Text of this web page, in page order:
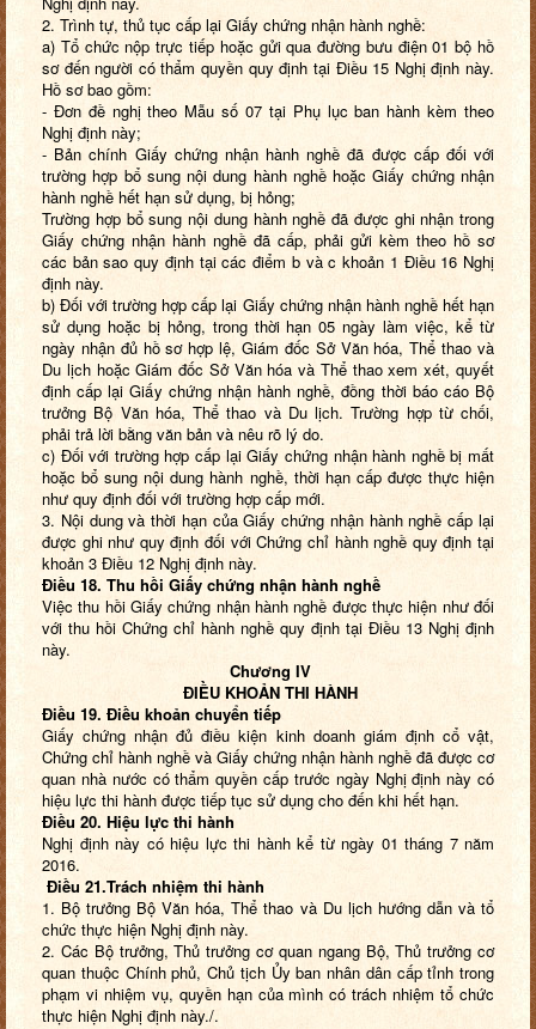
2. Trình tự, thủ tục cấp lại Giấy chứng nhận hành nghề:
a) Tổ chức nộp trực tiếp hoặc gửi qua đường bưu điện 01 bộ hồ
sơ đến người có thẩm quyền quy định tại Điều 15 Nghị định này.
Hồ sơ bao gồm:
- Đơn đề nghị theo Mẫu số 07 tại Phụ lục ban hành kèm theo
Nghị định này;
- Bản chính Giấy chứng nhận hành nghề đã được cấp đối với
trường hợp bổ sung nội dung hành nghề hoặc Giấy chứng nhận
hành nghề hết hạn sử dụng, bị hỏng;
Trường hợp bổ sung nội dung hành nghề đã được ghi nhận trong
Giấy chứng nhận hành nghề đã cấp, phải gửi kèm theo hồ sơ
các bản sao quy định tại các điểm b và c khoản 1 Điều 16 Nghị
định này.
b) Đối với trường hợp cấp lại Giấy chứng nhận hành nghề hết hạn
sử dụng hoặc bị hỏng, trong thời hạn 05 ngày làm việc, kể từ
ngày nhận đủ hồ sơ hợp lệ, Giám đốc Sở Văn hóa, Thể thao và
Du lịch hoặc Giám đốc Sở Văn hóa và Thể thao xem xét, quyết
định cấp lại Giấy chứng nhận hành nghề, đồng thời báo cáo Bộ
trưởng Bộ Văn hóa, Thể thao và Du lịch. Trường hợp từ chối,
phải trả lời bằng văn bản và nêu rõ lý do.
c) Đối với trường hợp cấp lại Giấy chứng nhận hành nghề bị mất
hoặc bổ sung nội dung hành nghề, thời hạn cấp được thực hiện
như quy định đối với trường hợp cấp mới.
3. Nội dung và thời hạn của Giấy chứng nhận hành nghề cấp lại
được ghi như quy định đối với Chứng chỉ hành nghề quy định tại
khoản 3 Điều 12 Nghị định này.
Điều 18. Thu hồi Giấy chứng nhận hành nghề
Việc thu hồi Giấy chứng nhận hành nghề được thực hiện như đối
với thu hồi Chứng chỉ hành nghề quy định tại Điều 13 Nghị định
này.
Chương IV
ĐIỀU KHOẢN THI HÀNH
Điều 19. Điều khoản chuyển tiếp
Giấy chứng nhận đủ điều kiện kinh doanh giám định cổ vật,
Chứng chỉ hành nghề và Giấy chứng nhận hành nghề đã được cơ
quan nhà nước có thẩm quyền cấp trước ngày Nghị định này có
hiệu lực thi hành được tiếp tục sử dụng cho đến khi hết hạn.
Điều 20. Hiệu lực thi hành
Nghị định này có hiệu lực thi hành kể từ ngày 01 tháng 7 năm
2016.
Điều 21.Trách nhiệm thi hành
1. Bộ trưởng Bộ Văn hóa, Thể thao và Du lịch hướng dẫn và tổ
chức thực hiện Nghị định này.
2. Các Bộ trưởng, Thủ trưởng cơ quan ngang Bộ, Thủ trưởng cơ
quan thuộc Chính phủ, Chủ tịch Ủy ban nhân dân cấp tỉnh trong
phạm vi nhiệm vụ, quyền hạn của mình có trách nhiệm tổ chức
thực hiện Nghị định này./.